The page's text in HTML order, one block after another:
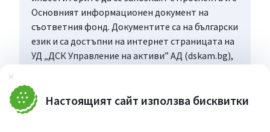
Затвори
Настоящият сайт използва бисквитки
Основният информационен документ на
съответния фонд. Документите са на български
език и са достъпни на интернет страницата на
УД „ДСК Управление на активи” АД (dskam.bg),
Управляващото дружество или в офисите на
„Банка ДСК”, определени за точка на